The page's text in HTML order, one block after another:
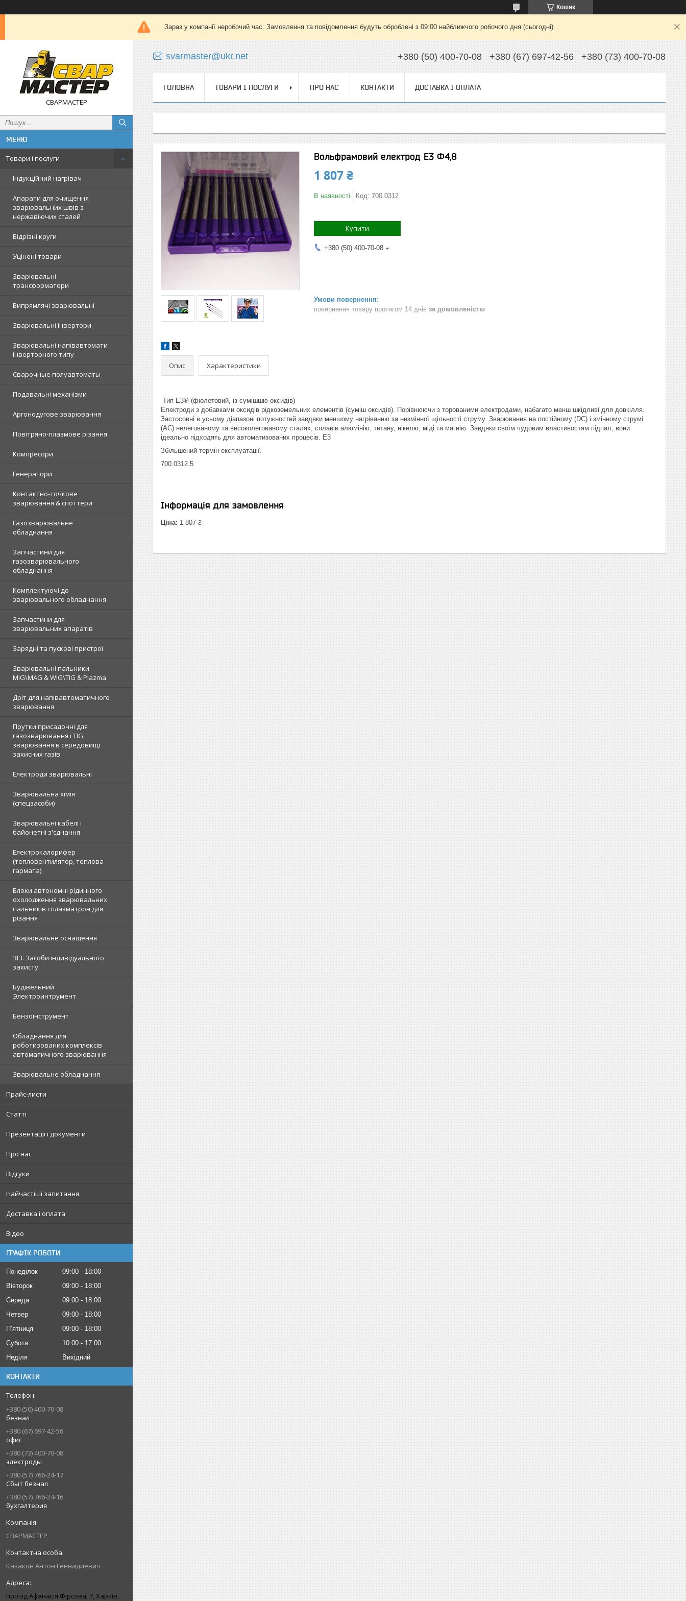
Кошик
Зараз у компанії неробочий час. Замовлення та повідомлення будуть оброблені з 09:00 найближчого робочого дня (сьогодні).
СВАРМАСТЕР
Товари і послуги
Індукційний нагрівач
Апарати для очищення
зварювальних швів з
нержавіючих сталей
Відрізні круги
Уцінені товари
Зварювальні
трансформатори
Випрямлячі зварювальні
Зварювальні інвертори
Зварювальні напівавтомати
інверторного типу
Сварочные полуавтоматы
Подавальні механізми
Аргонодугове зварювання
Повітряно-плазмове різання
Компресори
Генератори
Контактно-точкове
зварювання & споттери
Газозварювальне
обладнання
Запчастини для
газозварювального
обладнання
Комплектуючі до
зварювального обладнання
Запчастини для
зварювальних апаратів
Зарядні та пускові пристрої
Зварювальні пальники
MIG\MAG & WIG\TIG & Plazma
Дріт для напівавтоматичного
зварювання
Прутки присадочні для
газозварювання і TIG
зварювання в середовищі
захисних газів
Електроди зварювальні
Зварювальна хімія
(спецзасоби)
Зварювальні кабелі і
байонетні з'єднання
Електрокалорифер
(тепловентилятор, теплова
гармата)
Блоки автономні рідинного
охолодження зварювальних
пальників і плазматрон для
різання
Зварювальне оснащення
ЗІЗ. Засоби індивідуального
захисту.
Будівельний
Электроинтрумент
Бензоінструмент
Обладнання для
роботизованих комплексів
автоматичного зварювання
Зварювальне обладнання
Прайс-листи
Статті
Презентації і документи
Про нас
Відгуки
Найчастіші запитання
Доставка і оплата
Відео
ГРАФІК РОБОТИ
Понеділок 09:00
18:00
Вівторок
09:00
18:00
Середа
09:00
18:00
Четвер
09:00
18:00
Пʼятниця
09:00
18:00
Субота
10:00
17:00
Неділя
Вихідний
КОНТАКТИ
+380 (50) 400-70-08
безнал
+380 (67) 697-42-56
офис
+380 (73) 400-70-08
электроды
+380 (57) 766-24-17
Сбыт безнал
+380 (57) 766-24-16
бухгалтерия
СВАРМАСТЕР
Казаков Антон Геннадиевич
проїзд Афанасія Фірсова, 7, Харків,
svarmaster@ukr.net +380 (50) 400-70-08 +380 (67) 697-42-56 +380 (73) 400-70-08
ГОЛОВНА ТОВАРИ І ПОСЛУГИ ПРО НАС КОНТАКТИ ДОСТАВКА І ОПЛАТА
Вольфрамовий електрод E3 Ф4,8
1 807 ₴
В наявності Код: 700.0312
Купити
+380 (50) 400-70-08
повернення товару протягом 14 днів за домовленістю
Опис Характеристики
Тип E3® (фіолетовий, із сумішшю оксидів)
Електроди з добавками оксидів рідкоземельних елементів (суміш оксидів). Порівнюючи з торованими електродами, набагато менш шкідливі для довкілля.
Застосовні в усьому діапазоні потужностей завдяки меншому нагріванню за незмінної щільності струму. Зварювання на постійному (DC) і змінному струмі
(АС) нелегованому та високолегованому сталях, сплавів алюмінію, титану, нікелю, міді та магнію. Завдяки своїм чудовим властивостям підпал, вони
ідеально підходять для автоматизованих процесів. Е3
Збільшений термін експлуатації.
700.0312.5
Інформація для замовлення
Ціна: 1 807 ₴